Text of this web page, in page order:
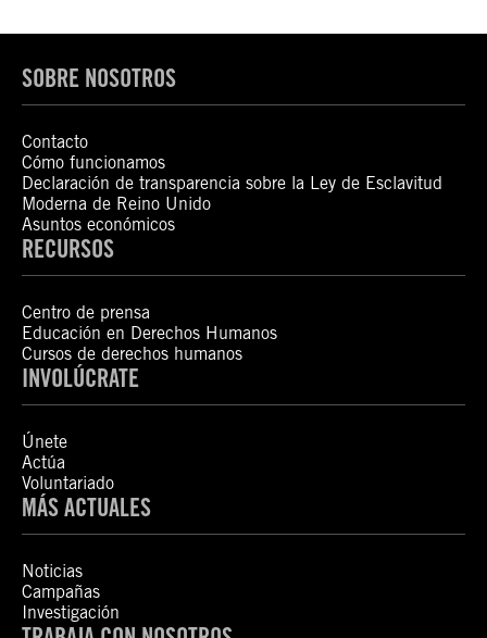
SOBRE NOSOTROS
Contacto
Cómo funcionamos
Declaración de transparencia sobre la Ley de Esclavitud
Moderna de Reino Unido
Asuntos económicos
RECURSOS
Centro de prensa
Educación en Derechos Humanos
Cursos de derechos humanos
INVOLÚCRATE
Únete
Actúa
Voluntariado
MÁS ACTUALES
Noticias
Campañas
Investigación